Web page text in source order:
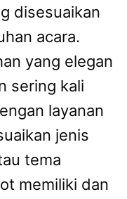
disesuaikan
acara.
yang elegan
sering kali
layanan
jenis
tema
memiliki dan